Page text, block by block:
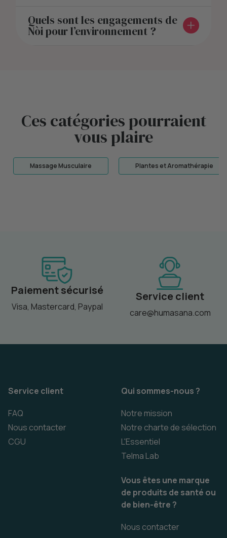
Quels sont les engagements de
Nòi pour l’environnement ?
Ces catégories pourraient
vous plaire
Massage Musculaire Plantes et Aromathérapie
Paiement sécurisé
Visa, Mastercard, Paypal
Service client
care@humasana.com
Service client
FAQ
Nous contacter
CGU
Qui sommes-nous ?
Notre mission
Notre charte de sélection
L'Essentiel
Telma Lab
Vous êtes une marque
de produits de santé ou
de bien-être ?
Nous contacter